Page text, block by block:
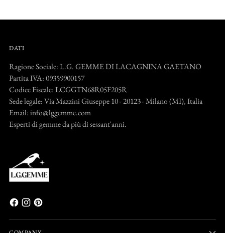
DATI
Ragione Sociale: L.G. GEMME DI LACAGNINA GAETANO
Partita IVA: 09359900157
Codice Fiscale: LCGGTN68R05F205R
Sede legale: Via Mazzini Giuseppe 10 - 20123 - Milano (MI), Italia
Email: info@lggemme.com
Esperti di gemme da più di sessant'anni.